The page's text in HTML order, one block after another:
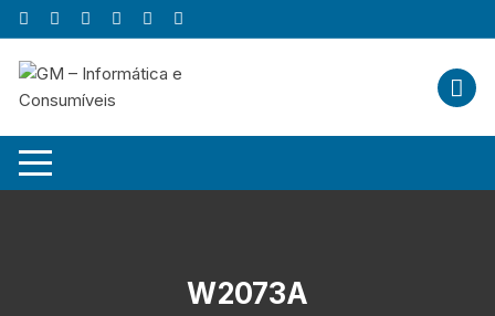
Skip
to
content
W2073A